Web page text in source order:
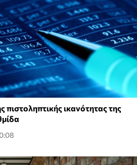
πιστοληπτικής ικανότητας της